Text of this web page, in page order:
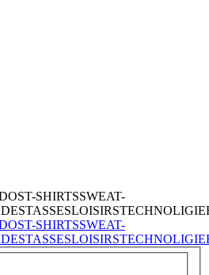
T-SHIRTSSWEAT-
TASSESLOISIRSTECHNOLIGIE
T-SHIRTSSWEAT-
TASSESLOISIRSTECHNOLIGIE